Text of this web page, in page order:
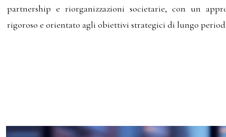
partnership e riorganizzazioni societarie, con un
rigoroso e orientato agli obiettivi strategici di lungo